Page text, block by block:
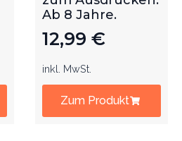
Ab 8 Jahre.
12,99 €
inkl. MwSt.
Zum Produkt